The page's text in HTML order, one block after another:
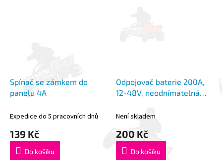
Spínač se zámkem do
panelu 4A
Expedice do 5 pracovních dnů
139 Kč
Do košíku
Odpojovač baterie 200A,
12-48V, neodnímatelná
Není skladem
200 Kč
Do košíku